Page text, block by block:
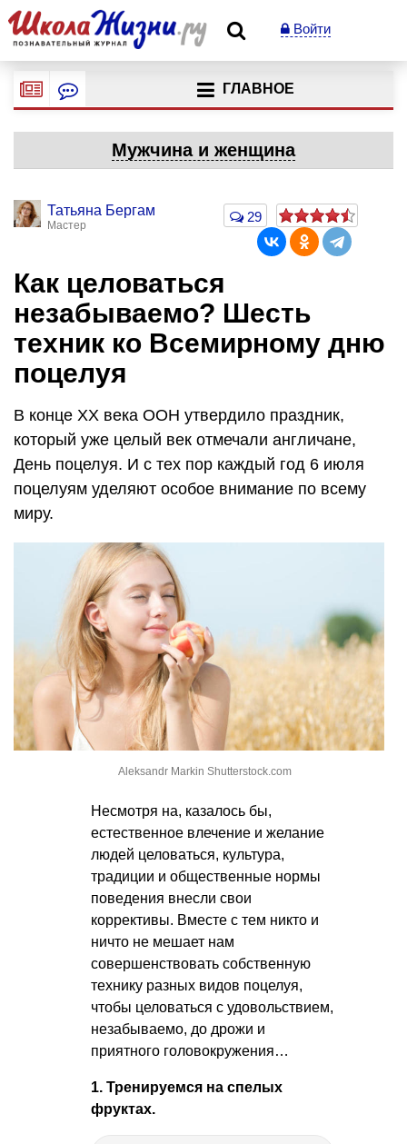
Войти
ГЛАВНОЕ
Мужчина и женщина
Татьяна Бергам
Мастер
29
Как целоваться
незабываемо? Шесть
техник ко Всемирному дню
поцелуя
В конце XX века ООН утвердило праздник,
который уже целый век отмечали англичане,
День поцелуя. И с тех пор каждый год 6 июля
поцелуям уделяют особое внимание по всему
миру.
Aleksandr Markin Shutterstock.com
Несмотря на, казалось бы,
естественное влечение и желание
людей целоваться, культура,
традиции и общественные нормы
поведения внесли свои
коррективы. Вместе с тем никто и
ничто не мешает нам
совершенствовать собственную
технику разных видов поцелуя,
чтобы целоваться с удовольствием,
незабываемо, до дрожи и
приятного головокружения…
1. Тренируемся на спелых
фруктах.